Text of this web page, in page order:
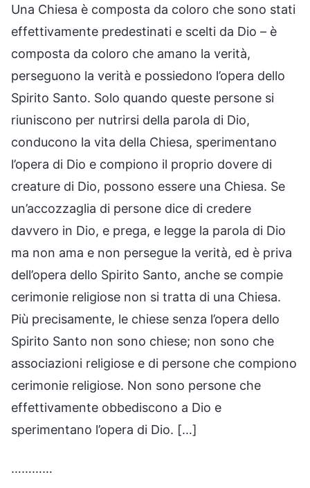
Una Chiesa è composta da coloro che sono stati
effettivamente predestinati e scelti da Dio – è
composta da coloro che amano la verità,
perseguono la verità e possiedono l’opera dello
Spirito Santo. Solo quando queste persone si
riuniscono per nutrirsi della parola di Dio,
conducono la vita della Chiesa, sperimentano
l’opera di Dio e compiono il proprio dovere di
creature di Dio, possono essere una Chiesa. Se
un’accozzaglia di persone dice di credere
davvero in Dio, e prega, e legge la parola di Dio
ma non ama e non persegue la verità, ed è priva
dell’opera dello Spirito Santo, anche se compie
cerimonie religiose non si tratta di una Chiesa.
Più precisamente, le chiese senza l’opera dello
Spirito Santo non sono chiese; non sono che
associazioni religiose e di persone che compiono
cerimonie religiose. Non sono persone che
effettivamente obbediscono a Dio e
sperimentano l’opera di Dio. […]
…………